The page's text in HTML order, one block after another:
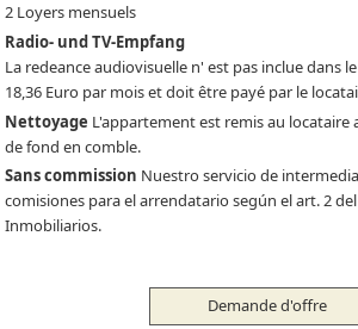
2 Loyers mensuels
Radio- und TV-Empfang
La redeance audiovisuelle n' est pas inclue dans
18,36 Euro par mois et doit être payé par le
Nettoyage L'appartement est remis au
de fond en comble.
Sans commission Nuestro servicio de
comisiones para el arrendatario según el art. 2
Inmobiliarios.
Demande d'offre